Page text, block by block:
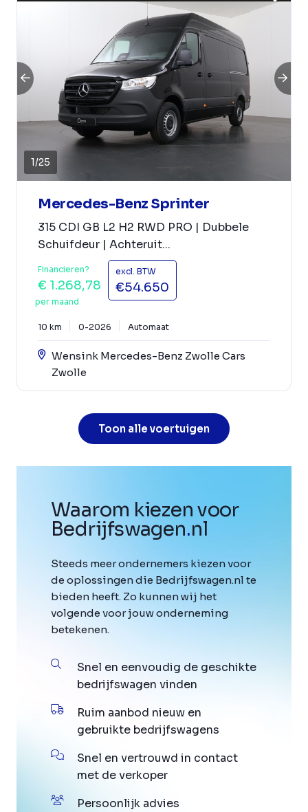
1/25
Mercedes-Benz Sprinter
315 CDI GB L2 H2 RWD PRO | Dubbele
Schuifdeur | Achteruit...
Financieren?
€ 1.268,78
per maand
excl. BTW
€54.650
10 km 0-2026 Automaat
Wensink Mercedes-Benz Zwolle Cars
Zwolle
Toon alle voertuigen
Waarom kiezen voor
Bedrijfswagen.nl
Steeds meer ondernemers kiezen voor
de oplossingen die Bedrijfswagen.nl te
bieden heeft. Zo kunnen wij het
volgende voor jouw onderneming
betekenen.
Snel en eenvoudig de geschikte
bedrijfswagen vinden
Ruim aanbod nieuw en
gebruikte bedrijfswagens
Snel en vertrouwd in contact
met de verkoper
Persoonlijk advies